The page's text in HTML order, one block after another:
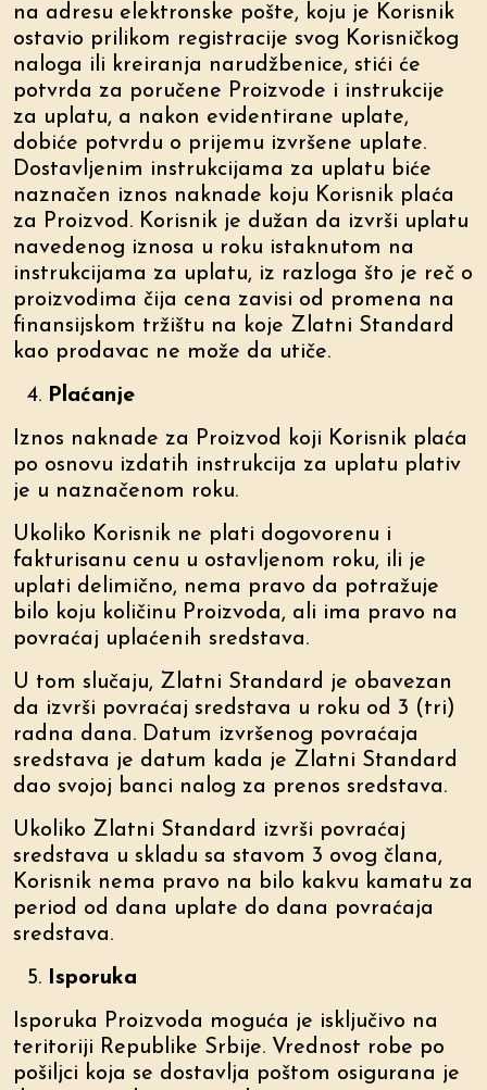
na adresu elektronske pošte, koju je Korisnik
ostavio prilikom registracije svog Korisničkog
naloga ili kreiranja narudžbenice, stići će
potvrda za poručene Proizvode i instrukcije
za uplatu, a nakon evidentirane uplate,
dobiće potvrdu o prijemu izvršene uplate.
Dostavljenim instrukcijama za uplatu biće
naznačen iznos naknade koju Korisnik plaća
za Proizvod. Korisnik je dužan da izvrši uplatu
navedenog iznosa u roku istaknutom na
instrukcijama za uplatu, iz razloga što je reč o
proizvodima čija cena zavisi od promena na
finansijskom tržištu na koje Zlatni Standard
kao prodavac ne može da utiče.
Plaćanje
Iznos naknade za Proizvod koji Korisnik plaća
po osnovu izdatih instrukcija za uplatu plativ
je u naznačenom roku.
Ukoliko Korisnik ne plati dogovorenu i
fakturisanu cenu u ostavljenom roku, ili je
uplati delimično, nema pravo da potražuje
bilo koju količinu Proizvoda, ali ima pravo na
povraćaj uplaćenih sredstava.
U tom slučaju, Zlatni Standard je obavezan
da izvrši povraćaj sredstava u roku od 3 (tri)
radna dana. Datum izvršenog povraćaja
sredstava je datum kada je Zlatni Standard
dao svojoj banci nalog za prenos sredstava.
Ukoliko Zlatni Standard izvrši povraćaj
sredstava u skladu sa stavom 3 ovog člana,
Korisnik nema pravo na bilo kakvu kamatu za
period od dana uplate do dana povraćaja
sredstava.
Isporuka
Isporuka Proizvoda moguća je isključivo na
teritoriji Republike Srbije. Vrednost robe po
pošiljci koja se dostavlja poštom osigurana je